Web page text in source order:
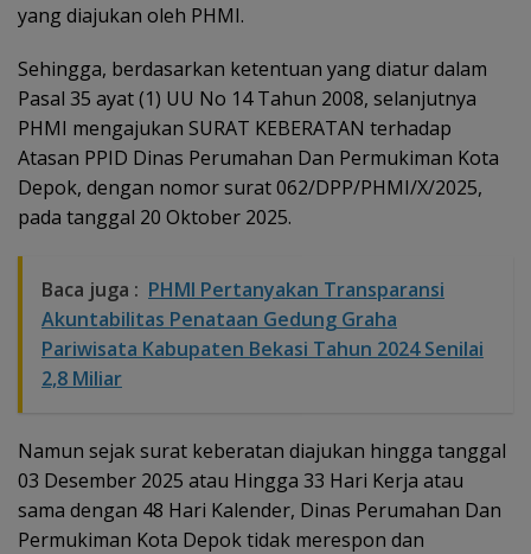
yang diajukan oleh PHMI.
Sehingga, berdasarkan ketentuan yang diatur dalam
Pasal 35 ayat (1) UU No 14 Tahun 2008, selanjutnya
PHMI mengajukan SURAT KEBERATAN terhadap
Atasan PPID Dinas Perumahan Dan Permukiman Kota
Depok, dengan nomor surat 062/DPP/PHMI/X/2025,
pada tanggal 20 Oktober 2025.
Baca juga : PHMI Pertanyakan Transparansi
Akuntabilitas Penataan Gedung Graha
Pariwisata Kabupaten Bekasi Tahun 2024 Senilai
2,8 Miliar
Namun sejak surat keberatan diajukan hingga tanggal
03 Desember 2025 atau Hingga 33 Hari Kerja atau
sama dengan 48 Hari Kalender, Dinas Perumahan Dan
Permukiman Kota Depok tidak merespon dan